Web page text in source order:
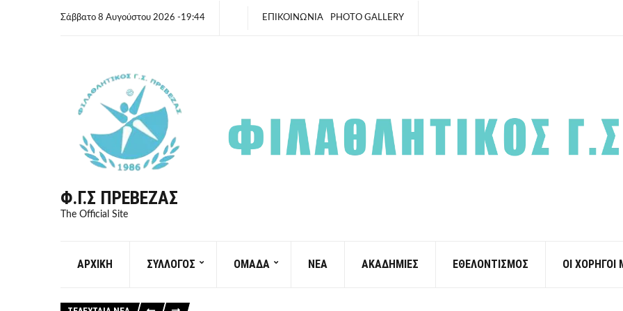
Σάββατο 8 Αυγούστου 2026 -19:44 ΕΠΙΚΟΙΝΩΝΙΑ PHOTO GALLERY
Φ.Γ.Σ ΠΡΈΒΕΖΑΣ
The Official Site
ΑΡΧΙΚΗ ΣΥΛΛΟΓΟΣ ΟΜΑΔΑ ΝΕΑ ΑΚΑΔΗΜΙΕΣ ΕΘΕΛΟΝΤΙΣΜΟΣ ΟΙ ΧΟΡΗΓΟΙ